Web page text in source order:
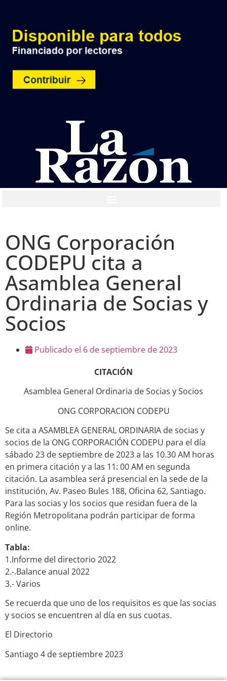
ONG Corporación
CODEPU cita a
Asamblea General
Ordinaria de Socias y
Socios
Publicado el 6 de septiembre de 2023
CITACIÓN
Asamblea General Ordinaria de Socias y Socios
ONG CORPORACION CODEPU
Se cita a ASAMBLEA GENERAL ORDINARIA de socias y
socios de la ONG CORPORACIÓN CODEPU para el día
sábado 23 de septiembre de 2023 a las 10.30 AM horas
en primera citación y a las 11: 00 AM en segunda
citación. La asamblea será presencial en la sede de la
institución, Av. Paseo Bules 188, Oficina 62, Santiago.
Para las socias y los socios que residan fuera de la
Región Metropolitana podrán participar de forma
online.
Tabla:
1.Informe del directorio 2022
2.-.Balance anual 2022
3.- Varios
Se recuerda que uno de los requisitos es que las socias
y socios se encuentren al día en sus cuotas.
El Directorio
Santiago 4 de septiembre 2023